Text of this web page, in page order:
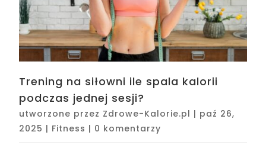
Trening na siłowni ile spala kalorii
podczas jednej sesji?
utworzone przez Zdrowe-Kalorie.pl | paź 26,
2025 | Fitness | 0 komentarzy